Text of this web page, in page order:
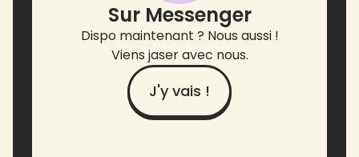
Sur Messenger
Dispo maintenant ? Nous aussi !
Viens jaser avec nous.
J'y vais !